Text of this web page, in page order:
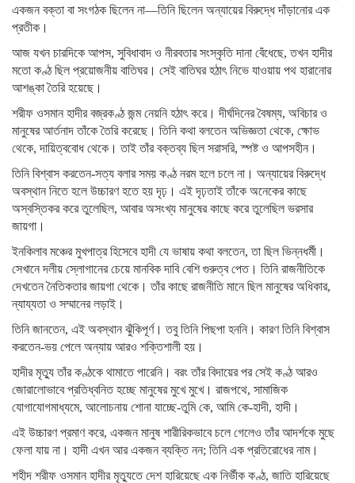
একজন বক্তা বা সংগঠক ছিলেন না—তিনি ছিলেন অন্যায়ের বিরুদ্ধে দাঁড়ানোর এক
প্রতীক।
আজ যখন চারদিকে আপস, সুবিধাবাদ ও নীরবতার সংস্কৃতি দানা বেঁধেছে, তখন হাদীর
মতো কণ্ঠ ছিল প্রয়োজনীয় বাতিঘর। সেই বাতিঘর হঠাৎ নিভে যাওয়ায় পথ হারানোর
আশঙ্কা তৈরি হয়েছে।
শরীফ ওসমান হাদীর বজ্রকণ্ঠ জন্ম নেয়নি হঠাৎ করে। দীর্ঘদিনের বৈষম্য, অবিচার ও
মানুষের আর্তনাদ তাঁকে তৈরি করেছে। তিনি কথা বলতেন অভিজ্ঞতা থেকে, ক্ষোভ
থেকে, দায়িত্ববোধ থেকে। তাই তাঁর বক্তব্য ছিল সরাসরি, স্পষ্ট ও আপসহীন।
তিনি বিশ্বাস করতেন-সত্য বলার সময় কণ্ঠ নরম হলে চলে না। অন্যায়ের বিরুদ্ধে
অবস্থান নিতে হলে উচ্চারণ হতে হয় দৃঢ়। এই দৃঢ়তাই তাঁকে অনেকের কাছে
অস্বস্তিকর করে তুলেছিল, আবার অসংখ্য মানুষের কাছে করে তুলেছিল ভরসার
জায়গা।
ইনকিলাব মঞ্চের মুখপাত্র হিসেবে হাদী যে ভাষায় কথা বলতেন, তা ছিল ভিন্নধর্মী।
সেখানে দলীয় স্লোগানের চেয়ে মানবিক দাবি বেশি গুরুত্ব পেত। তিনি রাজনীতিকে
দেখতেন নৈতিকতার জায়গা থেকে। তাঁর কাছে রাজনীতি মানে ছিল মানুষের অধিকার,
ন্যায্যতা ও সম্মানের লড়াই।
তিনি জানতেন, এই অবস্থান ঝুঁকিপূর্ণ। তবু তিনি পিছপা হননি। কারণ তিনি বিশ্বাস
করতেন-ভয় পেলে অন্যায় আরও শক্তিশালী হয়।
হাদীর মৃত্যু তাঁর কণ্ঠকে থামাতে পারেনি। বরং তাঁর বিদায়ের পর সেই কণ্ঠ আরও
জোরালোভাবে প্রতিধ্বনিত হচ্ছে মানুষের মুখে মুখে। রাজপথে, সামাজিক
যোগাযোগমাধ্যমে, আলোচনায় শোনা যাচ্ছে-তুমি কে, আমি কে-হাদী, হাদী।
এই উচ্চারণ প্রমাণ করে, একজন মানুষ শারীরিকভাবে চলে গেলেও তাঁর আদর্শকে মুছে
ফেলা যায় না। হাদী এখন আর একজন ব্যক্তি নন; তিনি এক প্রতিরোধের নাম।
শহীদ শরীফ ওসমান হাদীর মৃত্যুতে দেশ হারিয়েছে এক নির্ভীক কণ্ঠ, জাতি হারিয়েছে